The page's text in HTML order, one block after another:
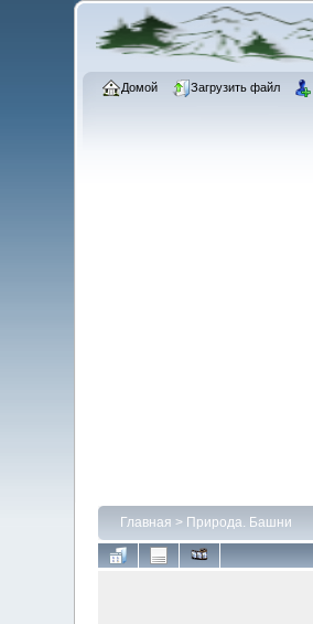
Домой Загрузить файл
Главная > Природа. Башни